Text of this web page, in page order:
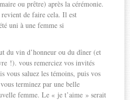
ou prêtre) après la cérémonie.
revient de faire cela. Il est
uni à une femme si
du vin d’honneur ou du dîner (et
!). vous remerciez vos invités
vous saluez les témoins, puis vos
terminez par une belle
femme. Le « je t’aime » serait